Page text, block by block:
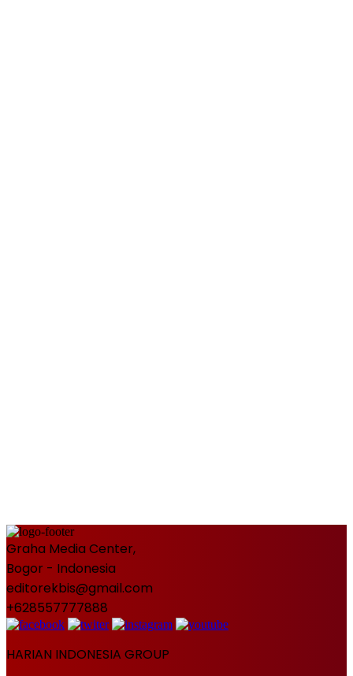
Graha Media Center,
Bogor - Indonesia
editorekbis@gmail.com
+628557777888
HARIAN INDONESIA GROUP